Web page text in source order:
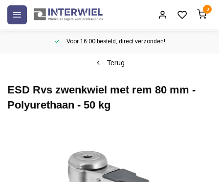
0
Voor 16:00 besteld, direct verzonden!
Terug
ESD Rvs zwenkwiel met rem 80 mm -
Polyurethaan - 50 kg